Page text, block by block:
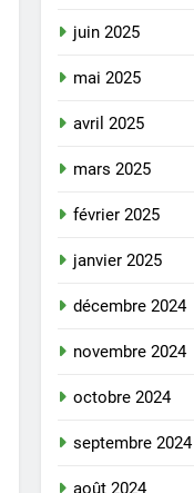
juin 2025
mai 2025
avril 2025
mars 2025
février 2025
janvier 2025
décembre 2024
novembre 2024
octobre 2024
septembre 2024
août 2024